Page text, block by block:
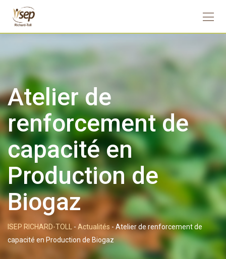
Atelier de
renforcement de
capacité en
Production de
Biogaz
ISEP RICHARD-TOLL - Actualités - Atelier de renforcement de
capacité en Production de Biogaz